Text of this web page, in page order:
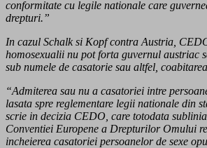
conformitate cu legile nationale care
drepturi.”
In cazul Schalk si Kopf contra Austria,
homosexualii nu pot forta guvernul austriac
sub numele de casatorie sau altfel,
“Admiterea sau nu a casatoriei intre
lasata spre reglementare legii nationale din
scrie in decizia CEDO, care totodata
Conventiei Europene a Drepturilor Omului
incheierea casatoriei persoanelor de sexe